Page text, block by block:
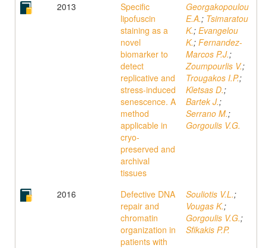
2013
Specific
lipofuscin
staining as a
novel
biomarker to
detect
replicative and
stress-induced
senescence. A
method
applicable in
cryo-
preserved and
archival
tissues
Georgakopoulou
E.A.; Tsimaratou
K.; Evangelou
K.; Fernandez-
Marcos P.J.;
Zoumpourlis V.;
Trougakos I.P.;
Kletsas D.;
Bartek J.;
Serrano M.;
Gorgoulis V.G.
2016
Defective DNA
repair and
chromatin
organization in
patients with
Souliotis V.L.;
Vougas K.;
Gorgoulis V.G.;
Sfikakis P.P.